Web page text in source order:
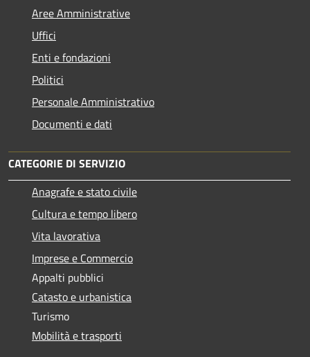
Aree Amministrative
Uffici
Enti e fondazioni
Politici
Personale Amministrativo
Documenti e dati
CATEGORIE DI SERVIZIO
Anagrafe e stato civile
Cultura e tempo libero
Vita lavorativa
Imprese e Commercio
Appalti pubblici
Catasto e urbanistica
Turismo
Mobilità e trasporti